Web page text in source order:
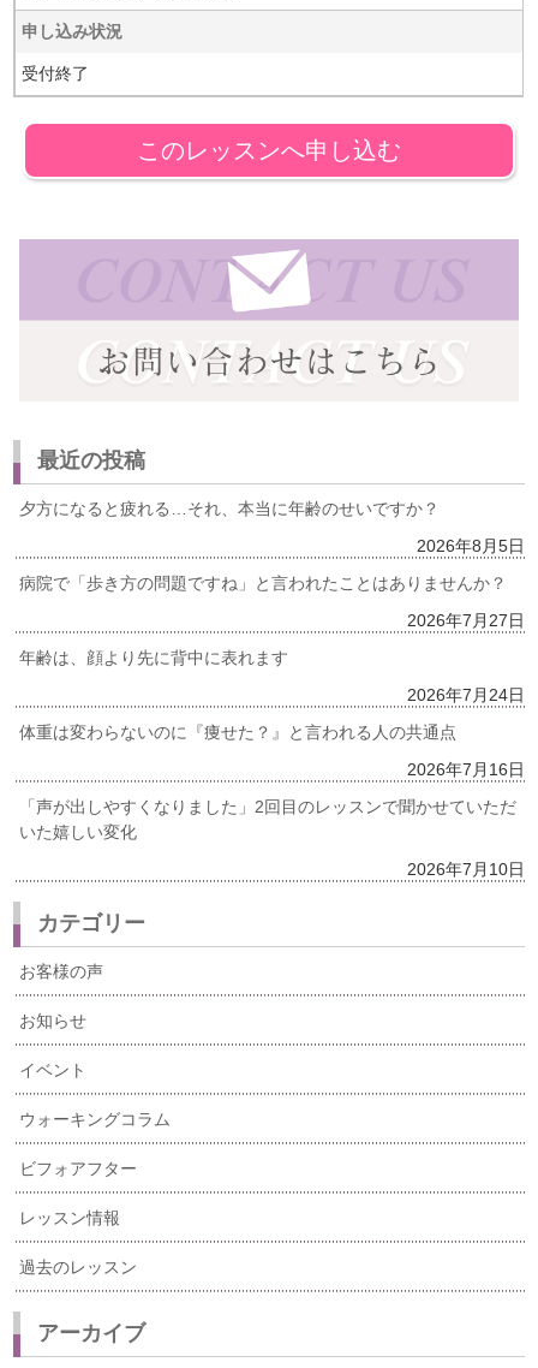
申し込み状況
受付終了
このレッスンへ申し込む
最近の投稿
夕方になると疲れる…それ、本当に年齢のせいですか？
2026年8月5日
病院で「歩き方の問題ですね」と言われたことはありませんか？
2026年7月27日
年齢は、顔より先に背中に表れます
2026年7月24日
体重は変わらないのに『痩せた？』と言われる人の共通点
2026年7月16日
「声が出しやすくなりました」2回目のレッスンで聞かせていただ
いた嬉しい変化
2026年7月10日
カテゴリー
お客様の声
お知らせ
イベント
ウォーキングコラム
ビフォアフター
レッスン情報
過去のレッスン
アーカイブ